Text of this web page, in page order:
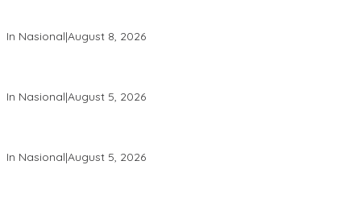
In Nasional|August 8, 2026
In Nasional|August 5, 2026
In Nasional|August 5, 2026